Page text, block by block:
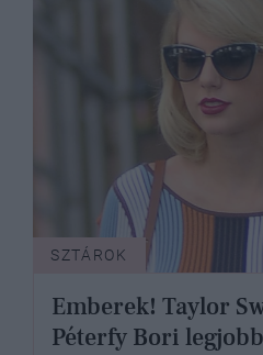
SZTÁROK
Emberek! Taylor
Péterfy Bori